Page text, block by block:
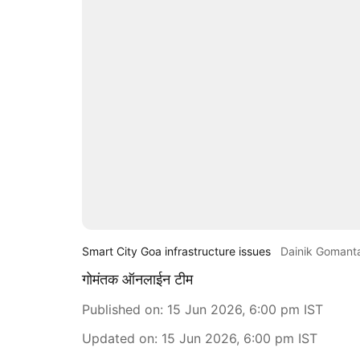
Smart City Goa infrastructure issues Dainik
गोमंतक ऑनलाईन टीम
Published on: 15 Jun 2026, 6:00 pm IST
Updated on: 15 Jun 2026, 6:00 pm IST